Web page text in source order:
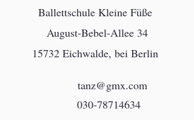
Ballettschule Kleine Füße
August-Bebel-Allee 34
15732 Eichwalde, bei Berlin
tanz@gmx.com
030-78714634